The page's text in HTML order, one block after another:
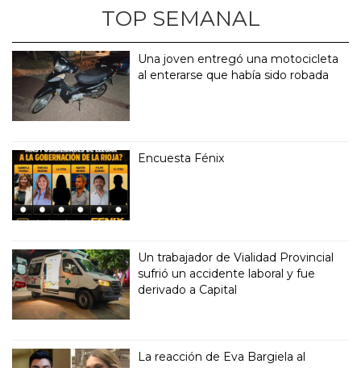
TOP SEMANAL
Una joven entregó una motocicleta
al enterarse que había sido robada
Encuesta Fénix
Un trabajador de Vialidad Provincial
sufrió un accidente laboral y fue
derivado a Capital
La reacción de Eva Bargiela al